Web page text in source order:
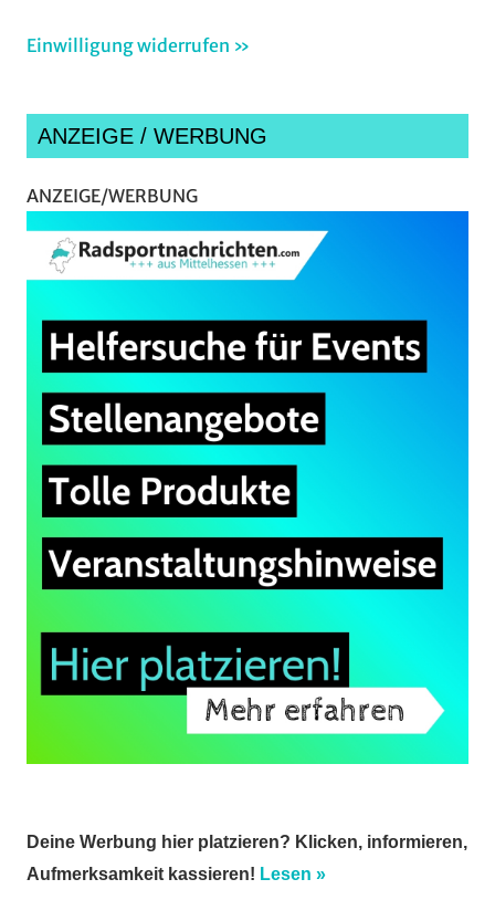
Einwilligung widerrufen »
ANZEIGE / WERBUNG
ANZEIGE/WERBUNG
Deine Werbung hier platzieren? Klicken, informieren,
Aufmerksamkeit kassieren! Lesen »